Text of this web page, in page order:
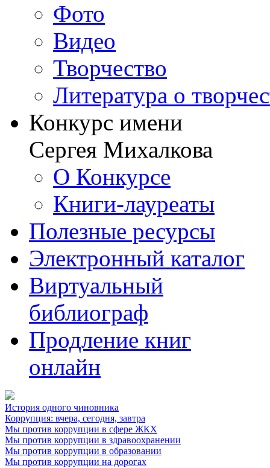
Фото
Видео
Творчество
Литература о
Конкурс имени
Сергея Михалкова
О Конкурсе
Книги-лауреаты
Полезные ресурсы
Электронный каталог
Виртуальный
библиограф
Продление книг
онлайн
История одного чиновника
Коррупция: вчера, сегодня, завтра
Мы против коррупции в сфере ЖКХ
Мы против коррупции в здравоохранении
Мы против коррупции в образовании
Мы против коррупции на дорогах